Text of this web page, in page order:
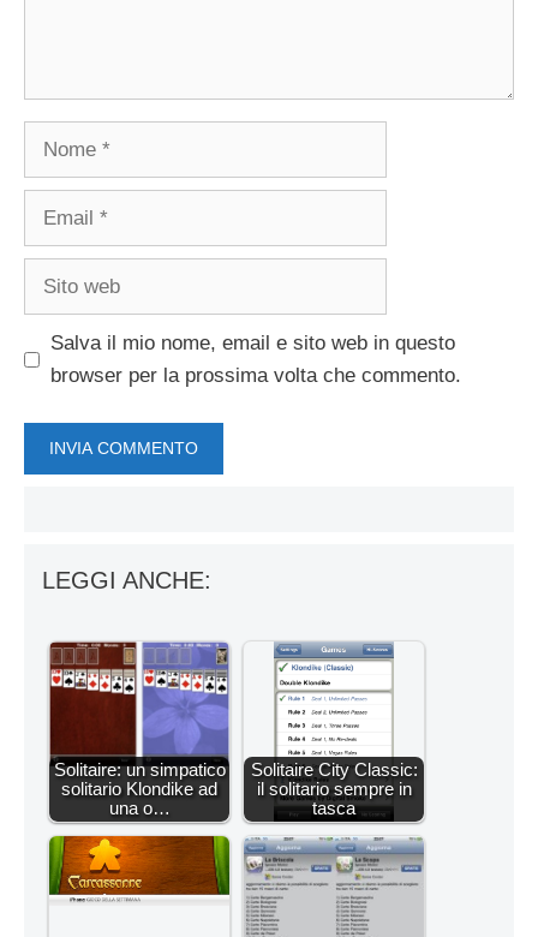
Nome
Email
Sito
Salva il mio nome, email e sito web in questo
browser per la prossima volta che commento.
LEGGI ANCHE:
Solitaire: un simpatico
solitario Klondike ad
una o…
Solitaire City Classic:
il solitario sempre in
tasca